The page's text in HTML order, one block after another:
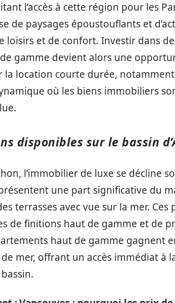
l’accès à cette région pour les
de paysages époustouflants et
loisirs et de confort. Investir dans
gamme devient alors une
location courte durée,
où les biens immobiliers
disponibles sur le bassin
l’immobilier de luxe se décline
une part significative du
terrasses avec vue sur la mer.
de finitions haut de gamme et de
haut de gamme gagnent
mer, offrant un accès immédiat à